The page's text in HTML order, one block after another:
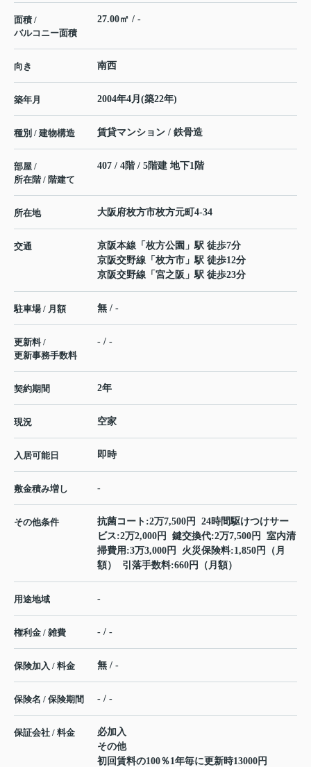
面積 /
バルコニー面積
27.00㎡ / -
向き 南西
築年月 2004年4月(築22年)
種別 / 建物構造 賃貸マンション / 鉄骨造
部屋 /
所在階 / 階建て
407 / 4階 / 5階建 地下1階
所在地 大阪府枚方市枚方元町 4-34
交通 京阪本線 「 枚方公園 」駅 徒歩7分
京阪交野線 「 枚方市 」駅 徒歩12分
京阪交野線 「 宮之阪 」駅 徒歩23分
駐車場 / 月額 無 / -
更新料 /
更新事務手数料
- / -
契約期間 2年
現況 空家
入居可能日 即時
敷金積み増し -
その他条件
抗菌コート:2万7,500円 24時間駆けつけサー
ビス:2万2,000円 鍵交換代:2万7,500円 室内清
掃費用:3万3,000円 火災保険料:1,850円（月
額） 引落手数料:660円（月額）
用途地域 -
権利金 / 雑費 - / -
保険加入 / 料金 無 / -
保険名 / 保険期間 - / -
保証会社 / 料金
必加入
その他
初回賃料の100％1年毎に更新時13000円